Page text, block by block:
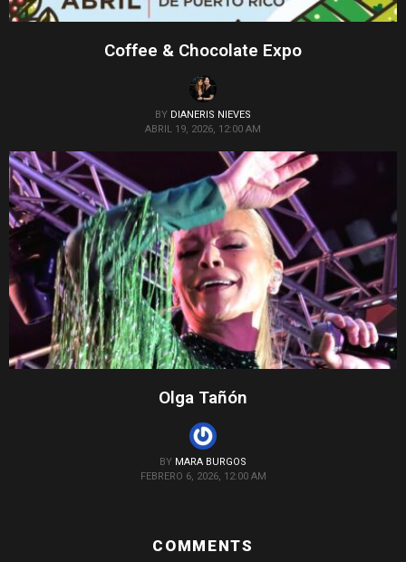
Coffee & Chocolate Expo
BY DIANERIS NIEVES
ABRIL 19, 2026, 12:00 AM
Olga Tañón
BY MARA BURGOS
FEBRERO 6, 2026, 12:00 AM
COMMENTS